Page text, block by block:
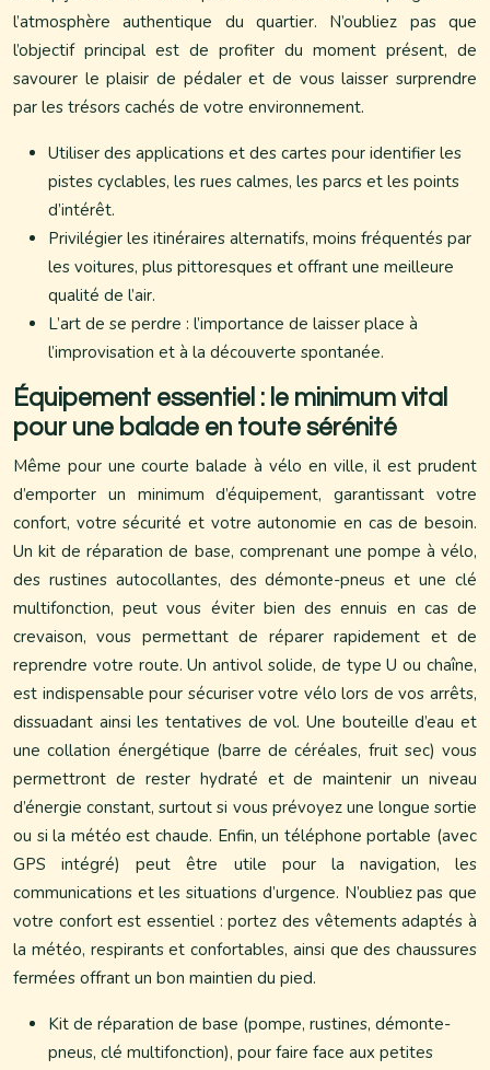
l’atmosphère authentique du quartier. N’oubliez pas que
l’objectif principal est de profiter du moment présent, de
savourer le plaisir de pédaler et de vous laisser surprendre
par les trésors cachés de votre environnement.
Utiliser des applications et des cartes pour identifier les
pistes cyclables, les rues calmes, les parcs et les points
d’intérêt.
Privilégier les itinéraires alternatifs, moins fréquentés par
les voitures, plus pittoresques et offrant une meilleure
qualité de l’air.
L’art de se perdre : l’importance de laisser place à
l’improvisation et à la découverte spontanée.
Équipement essentiel : le minimum vital
pour une balade en toute sérénité
Même pour une courte balade à vélo en ville, il est prudent
d’emporter un minimum d’équipement, garantissant votre
confort, votre sécurité et votre autonomie en cas de besoin.
Un kit de réparation de base, comprenant une pompe à vélo,
des rustines autocollantes, des démonte-pneus et une clé
multifonction, peut vous éviter bien des ennuis en cas de
crevaison, vous permettant de réparer rapidement et de
reprendre votre route. Un antivol solide, de type U ou chaîne,
est indispensable pour sécuriser votre vélo lors de vos arrêts,
dissuadant ainsi les tentatives de vol. Une bouteille d’eau et
une collation énergétique (barre de céréales, fruit sec) vous
permettront de rester hydraté et de maintenir un niveau
d’énergie constant, surtout si vous prévoyez une longue sortie
ou si la météo est chaude. Enfin, un téléphone portable (avec
GPS intégré) peut être utile pour la navigation, les
communications et les situations d’urgence. N’oubliez pas que
votre confort est essentiel : portez des vêtements adaptés à
la météo, respirants et confortables, ainsi que des chaussures
fermées offrant un bon maintien du pied.
Kit de réparation de base (pompe, rustines, démonte-
pneus, clé multifonction), pour faire face aux petites